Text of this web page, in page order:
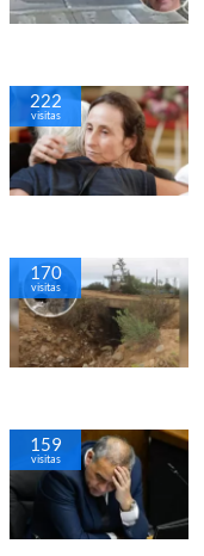
222
visitas
170
visitas
159
visitas